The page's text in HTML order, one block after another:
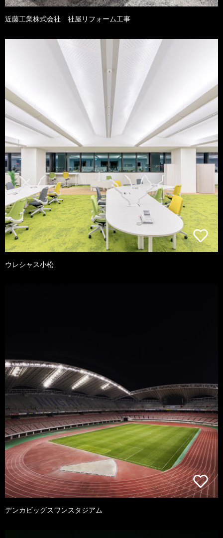
近藤工業株式会社 社屋リフォーム工事
ウレシャス小松
デンカビッグスワンスタジアム